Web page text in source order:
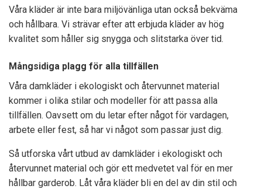
Våra kläder är inte bara miljövänliga utan också bekväma
och hållbara. Vi strävar efter att erbjuda kläder av hög
kvalitet som håller sig snygga och slitstarka över tid.
Mångsidiga plagg för alla tillfällen
Våra damkläder i ekologiskt och återvunnet material
kommer i olika stilar och modeller för att passa alla
tillfällen. Oavsett om du letar efter något för vardagen,
arbete eller fest, så har vi något som passar just dig.
Så utforska vårt utbud av damkläder i ekologiskt och
återvunnet material och gör ett medvetet val för en mer
hållbar garderob. Låt våra kläder bli en del av din stil och